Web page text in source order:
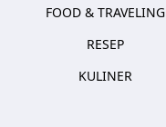
FOOD & TRAVELING
RESEP
KULINER